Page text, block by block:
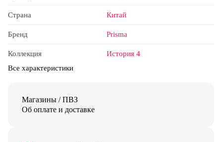
Страна Китай
Бренд Prisma
Коллекция
История 4
Все характеристики
Магазины / ПВЗ
Об оплате и доставке